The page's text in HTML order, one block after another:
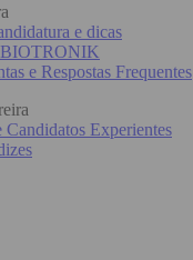
e dicas
BIOTRONIK
e Respostas Frequentes
Candidatos Experientes